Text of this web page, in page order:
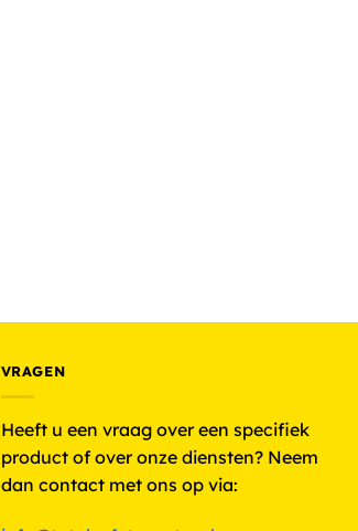
VRAGEN
Heeft u een vraag over een specifiek
product of over onze diensten? Neem
dan contact met ons op via: